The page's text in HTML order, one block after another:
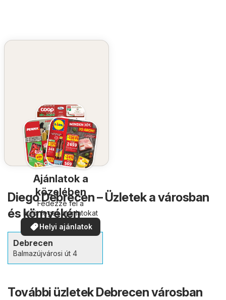
Ajánlatok a
közelében
Fedezze fel a
különleges ajánlatokat
Helyi ajánlatok
Diego Debrecen – Üzletek a városban
és környékén
Debrecen
Balmazújvárosi út 4
További üzletek Debrecen városban